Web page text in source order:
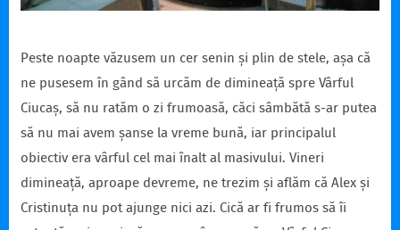
Peste noapte văzusem un cer senin și plin de stele, așa că
ne pusesem în gând să urcăm de dimineață spre Vârful
Ciucaș, să nu ratăm o zi frumoasă, căci sâmbătă s-ar putea
să nu mai avem șanse la vreme bună, iar principalul
obiectiv era vârful cel mai înalt al masivului. Vineri
dimineață, aproape devreme, ne trezim și aflăm că Alex și
Cristinuța nu pot ajunge nici azi. Cică ar fi frumos să îi